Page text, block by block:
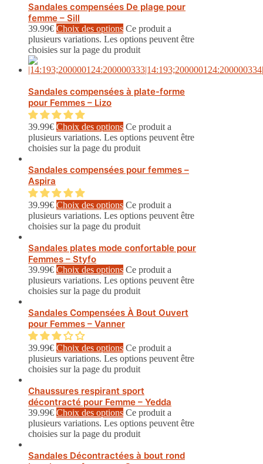
Sandales compensées De plage pour
femme – Sill
39.99€ Choix des options Ce produit a
plusieurs variations. Les options peuvent être
choisies sur la page du produit
Sandales compensées à plate-forme
pour Femmes – Lizo
39.99€ Choix des options Ce produit a
plusieurs variations. Les options peuvent être
choisies sur la page du produit
Sandales compensées pour femmes –
Aspira
39.99€ Choix des options Ce produit a
plusieurs variations. Les options peuvent être
choisies sur la page du produit
Sandales plates mode confortable pour
Femmes – Styfo
39.99€ Choix des options Ce produit a
plusieurs variations. Les options peuvent être
choisies sur la page du produit
Sandales Compensées À Bout Ouvert
pour Femmes – Vanner
39.99€ Choix des options Ce produit a
plusieurs variations. Les options peuvent être
choisies sur la page du produit
Chaussures respirant sport
décontracté pour Femme – Yedda
39.99€ Choix des options Ce produit a
plusieurs variations. Les options peuvent être
choisies sur la page du produit
Sandales Décontractées à bout rond